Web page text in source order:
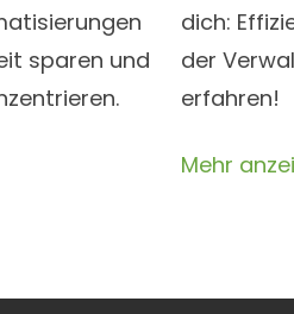
sparen und
dich:
der
erfahren!
Mehr